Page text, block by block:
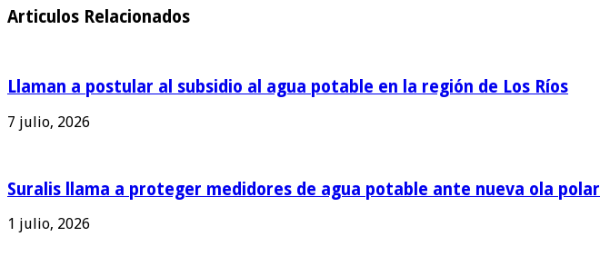
Articulos Relacionados
Llaman a postular al subsidio al agua potable en la región de Los Ríos
7 julio, 2026
Suralis llama a proteger medidores de agua potable ante nueva ola polar
1 julio, 2026